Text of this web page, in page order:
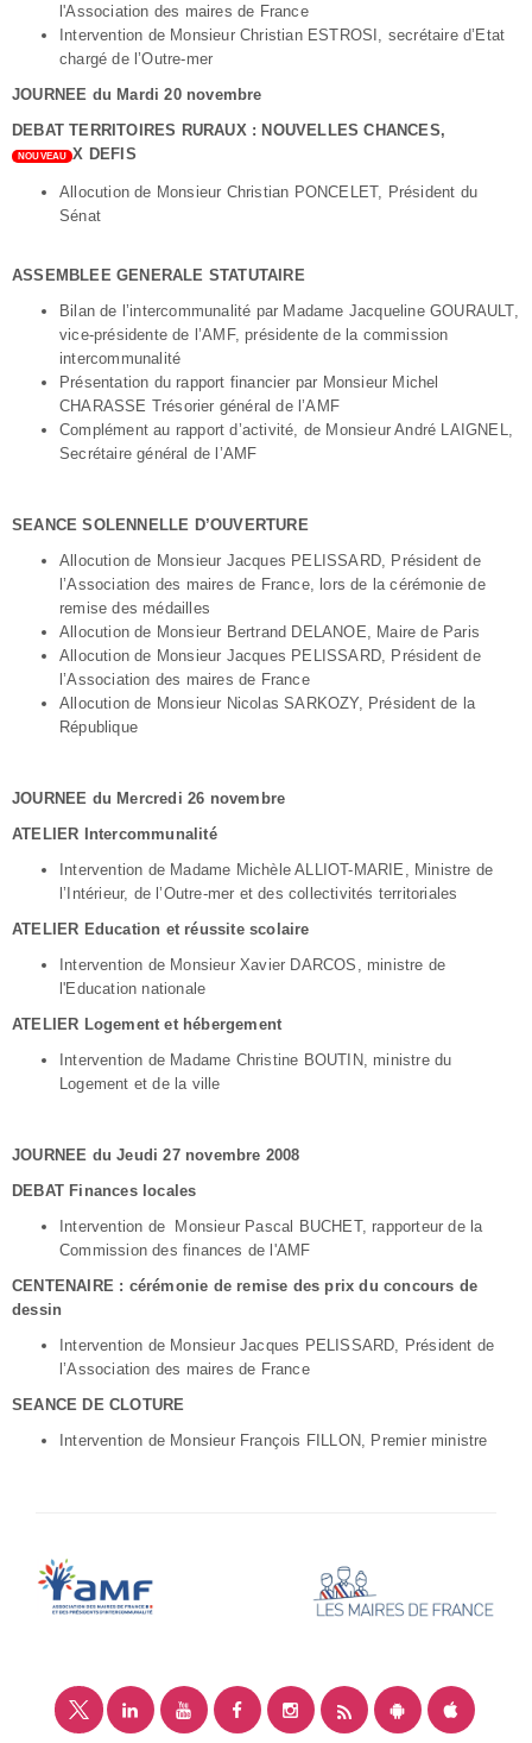
l'Association des maires de France
Intervention de Monsieur Christian ESTROSI, secrétaire d’Etat
chargé de l’Outre-mer
JOURNEE du Mardi 20 novembre
DEBAT TERRITOIRES RURAUX : NOUVELLES CHANCES,
NOUVEAU X DEFIS
Allocution de Monsieur Christian PONCELET, Président du
Sénat
ASSEMBLEE GENERALE STATUTAIRE
Bilan de l’intercommunalité par Madame Jacqueline GOURAULT,
vice-présidente de l’AMF, présidente de la commission
intercommunalité
Présentation du rapport financier par Monsieur Michel
CHARASSE Trésorier général de l’AMF
Complément au rapport d’activité, de Monsieur André LAIGNEL,
Secrétaire général de l’AMF
SEANCE SOLENNELLE D’OUVERTURE
Allocution de Monsieur Jacques PELISSARD, Président de
l’Association des maires de France, lors de la cérémonie de
remise des médailles
Allocution de Monsieur Bertrand DELANOE, Maire de Paris
Allocution de Monsieur Jacques PELISSARD, Président de
l’Association des maires de France
Allocution de Monsieur Nicolas SARKOZY, Président de la
République
JOURNEE du Mercredi 26 novembre
ATELIER Intercommunalité
Intervention de Madame Michèle ALLIOT-MARIE, Ministre de
l’Intérieur, de l’Outre-mer et des collectivités territoriales
ATELIER Education et réussite scolaire
Intervention de Monsieur Xavier DARCOS, ministre de
l'Education nationale
ATELIER Logement et hébergement
Intervention de Madame Christine BOUTIN, ministre du
Logement et de la ville
JOURNEE du Jeudi 27 novembre 2008
DEBAT Finances locales
Intervention de Monsieur Pascal BUCHET, rapporteur de la
Commission des finances de l'AMF
CENTENAIRE : cérémonie de remise des prix du concours de
dessin
Intervention de Monsieur Jacques PELISSARD, Président de
l’Association des maires de France
SEANCE DE CLOTURE
Intervention de Monsieur François FILLON, Premier ministre